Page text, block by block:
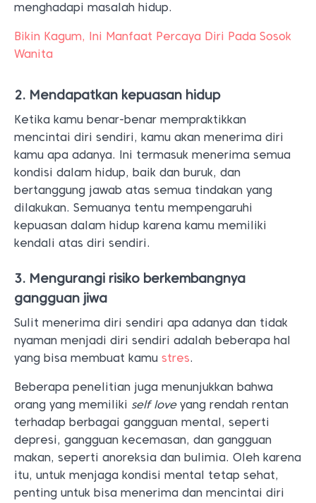
menghadapi masalah hidup.
Bikin Kagum, Ini Manfaat Percaya Diri Pada Sosok
Wanita
2. Mendapatkan kepuasan hidup
Ketika kamu benar-benar mempraktikkan
mencintai diri sendiri, kamu akan menerima diri
kamu apa adanya. Ini termasuk menerima semua
kondisi dalam hidup, baik dan buruk, dan
bertanggung jawab atas semua tindakan yang
dilakukan. Semuanya tentu mempengaruhi
kepuasan dalam hidup karena kamu memiliki
kendali atas diri sendiri.
3. Mengurangi risiko berkembangnya
gangguan jiwa
Sulit menerima diri sendiri apa adanya dan tidak
nyaman menjadi diri sendiri adalah beberapa hal
yang bisa membuat kamu stres.
Beberapa penelitian juga menunjukkan bahwa
orang yang memiliki self loveyang rendah rentan
terhadap berbagai gangguan mental, seperti
depresi, gangguan kecemasan, dan gangguan
makan, seperti anoreksia dan bulimia. Oleh karena
itu, untuk menjaga kondisi mental tetap sehat,
penting untuk bisa menerima dan mencintai diri